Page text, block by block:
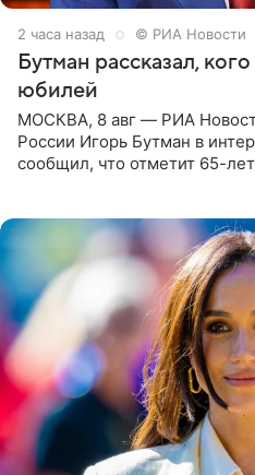
2 часа назад © РИА Новости
Бутман рассказал,
юбилей
МОСКВА, 8 авг — РИА
России Игорь Бутман в
сообщил, что отметит 65-